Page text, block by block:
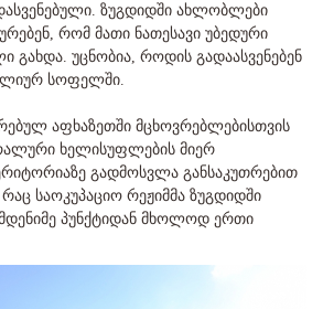
ზუგდიდში ახლობლები
რომ მათი ნათესავი უბედური
გახდა. უცნობია, როდის გადაასვენებენ
სოფელში.
აფხაზეთში მცხოვრებლებისთვის
ხელისუფლების მიერ
გადმოსვლა განსაკუთრებით
საოკუპაციო რეჟიმმა ზუგდიდში
პუნქტიდან მხოლოდ ერთი